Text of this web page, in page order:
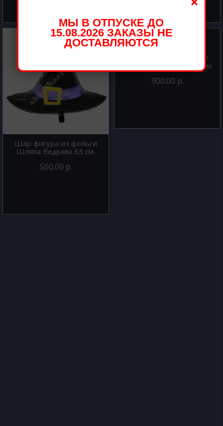
Шар фигура из фольги
Шляпа Ведьмы 63 см.
500.00 р.
Шар фигура из фольги
Супермен эмблема 66 см.
900.00 р.
МЫ В ОТПУСКЕ ДО
15.08.2026 ЗАКАЗЫ НЕ
ДОСТАВЛЯЮТСЯ